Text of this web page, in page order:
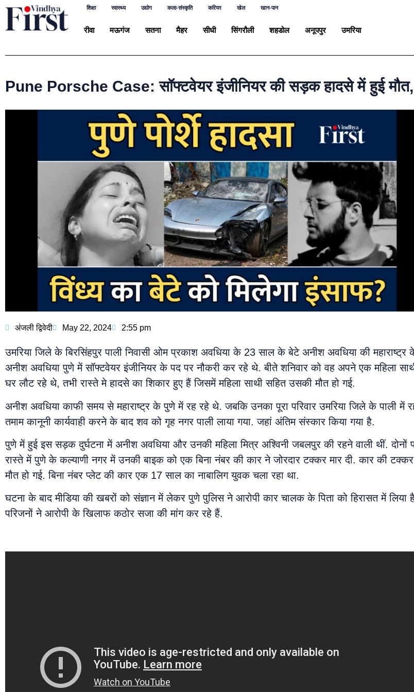
शिक्षा स्वास्थ्य उद्योग कला-संस्कृति करियर खेल खान-पान
रीवा मऊगंज सतना मैहर सीधी सिंगरौली शहडोल अनूपपुर उमरिया
Pune Porsche Case: सॉफ्टवेयर इंजीनियर की सड़क हादसे में हुई मौत,
अंजली द्विवेदी May 22, 2024 2:55 pm
उमरिया जिले के बिरसिंहपुर पाली निवासी ओम प्रकाश अवधिया के 23 साल के बेटे अनीश अवधिया की
अनीश अवधिया पुणे में सॉफ्टवेयर इंजीनियर के पद पर नौकरी कर रहे थे. बीते शनिवार को वह अपने एक महिला
घर लौट रहे थे, तभी रास्ते मे हादसे का शिकार हुए हैं जिसमें महिला साथी सहित उसकी मौत हो गई.
अनीश अवधिया काफी समय से महाराष्ट्र के पुणे में रह रहे थे. जबकि उनका पूरा परिवार उमरिया जिले के पाली में
तमाम कानूनी कार्यवाही करने के बाद शव को गृह नगर पाली लाया गया. जहां अंतिम संस्कार किया गया है.
पुणे में हुई इस सड़क दुर्घटना में अनीश अवधिया और उनकी महिला मित्र अश्विनी जबलपुर की रहने वाली थीं. दोनों
रास्ते में पुणे के कल्याणी नगर में उनकी बाइक को एक बिना नंबर की कार ने जोरदार टक्कर मार दी. कार की
मौत हो गई. बिना नंबर प्लेट की कार एक 17 साल का नाबालिग युवक चला रहा था.
घटना के बाद मीडिया की खबरों को संज्ञान में लेकर पुणे पुलिस ने आरोपी कार चालक के पिता को हिरासत में
परिजनों ने आरोपी के खिलाफ कठोर सजा की मांग कर रहे हैं.